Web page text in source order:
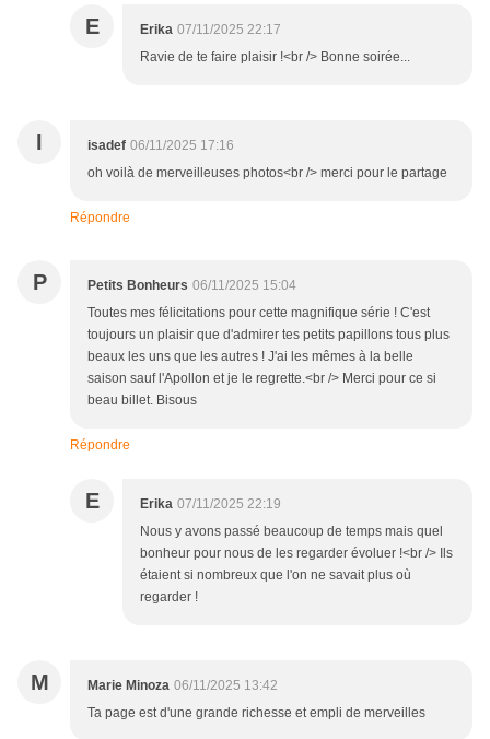
E Erika 07/11/2025 22:17
Ravie de te faire plaisir !<br /> Bonne soirée...
I isadef 06/11/2025 17:16
oh voilà de merveilleuses photos<br /> merci pour le partage
Répondre
P Petits Bonheurs 06/11/2025 15:04
Toutes mes félicitations pour cette magnifique série ! C'est
toujours un plaisir que d'admirer tes petits papillons tous plus
beaux les uns que les autres ! J'ai les mêmes à la belle
saison sauf l'Apollon et je le regrette.<br /> Merci pour ce si
beau billet. Bisous
Répondre
E Erika 07/11/2025 22:19
Nous y avons passé beaucoup de temps mais quel
bonheur pour nous de les regarder évoluer !<br /> Ils
étaient si nombreux que l'on ne savait plus où
regarder !
M Marie Minoza 06/11/2025 13:42
Ta page est d'une grande richesse et empli de merveilles